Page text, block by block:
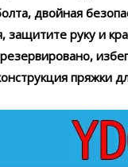
двойная
защитите руку и
пряжки